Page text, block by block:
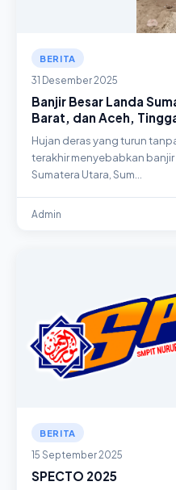
BERITA
31 Desember 2025
Banjir Besar Landa
Barat, dan Aceh,
Besar
Hujan deras yang turun
terakhir menyebabkan
Sumatera Utara, Sum…
Admin
BERITA
15 September 2025
SPECTO 2025